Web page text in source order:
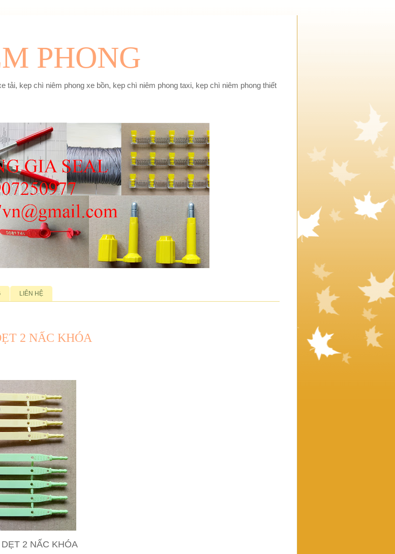
PHONG
tải, kẹp chì niêm phong xe bồn, kẹp chì niêm phong taxi, kẹp chì niêm phong thiết
LIÊN HỆ
2 NẤC KHÓA
2 NẤC KHÓA